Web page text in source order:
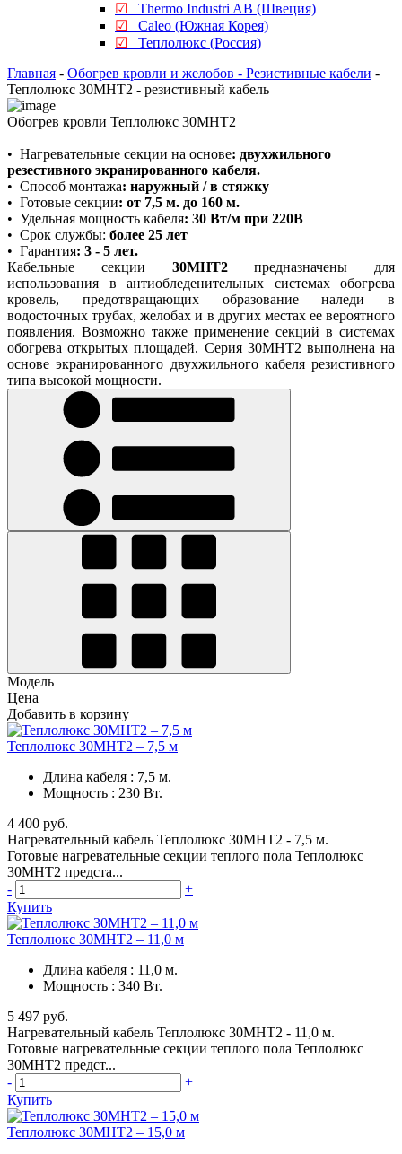
☑
Thermo Industri AB (Швеция)
☑
Caleo (Южная Корея)
☑
Теплолюкс (Россия)
Главная - Обогрев кровли и желобов - Резистивные кабели -
Теплолюкс 30МНТ2 - резистивный кабель
Обогрев кровли Теплолюкс 30МНТ2
• Нагревательные секции на основе: двухжильного
резестивного экранированного кабеля.
• Способ монтажа: наружный / в стяжку
• Готовые секции: от 7,5 м. до 160 м.
• Удельная мощность кабеля: 30 Вт/м при 220В
• Срок службы: более 25 лет
• Гарантия: 3 - 5 лет.
Кабельные секции 30МНТ2предназначены для
использования в антиобледенительных системах обогрева
кровель, предотвращающих образование наледи в
водосточных трубах, желобах и в других местах ее вероятного
появления. Возможно также применение секций в системах
обогрева открытых площадей. Серия 30МНТ2 выполнена на
основе экранированного двухжильного кабеля резистивного
типа высокой мощности.
Модель
Цена
Добавить в корзину
Теплолюкс 30МНТ2 – 7,5 м
Длина кабеля : 7,5 м.
Мощность : 230 Вт.
4 400 руб.
Нагревательный кабель Теплолюкс 30МНТ2 - 7,5 м.
Готовые нагревательные секции теплого пола Теплолюкс
30МНТ2 предста...
-
+
Купить
Теплолюкс 30МНТ2 – 11,0 м
Длина кабеля : 11,0 м.
Мощность : 340 Вт.
5 497 руб.
Нагревательный кабель Теплолюкс 30МНТ2 - 11,0 м.
Готовые нагревательные секции теплого пола Теплолюкс
30МНТ2 предст...
-
+
Купить
Теплолюкс 30МНТ2 – 15,0 м